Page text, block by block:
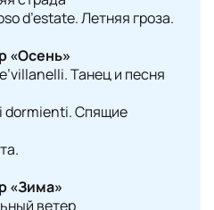
d’estate. Летняя гроза.
«Осень»
Танец и песня
dormienti. Спящие
«Зима»
ветер